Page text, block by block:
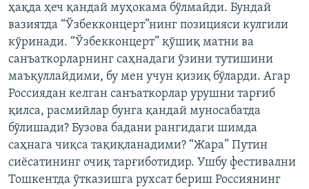
ҳақда ҳеч қандай муҳокама бўлмайди. Бундай
вазиятда “Ўзбекконцерт”нинг позицияси кулгили
кўринади. “Ўзбекконцерт” қўшиқ матни ва
санъаткорларнинг саҳнадаги ўзини тутишини
маъқуллайдими, бу мен учун қизиқ бўларди. Агар
Россиядан келган санъаткорлар урушни тарғиб
қилса, расмийлар бунга қандай муносабатда
бўлишади? Бузова бадани рангидаги шимда
саҳнага чиқса тақиқланадими? “Жара” Путин
сиёсатининг очиқ тарғиботидир. Ушбу фестивални
Тошкентда ўтказишга рухсат бериш Россиянинг